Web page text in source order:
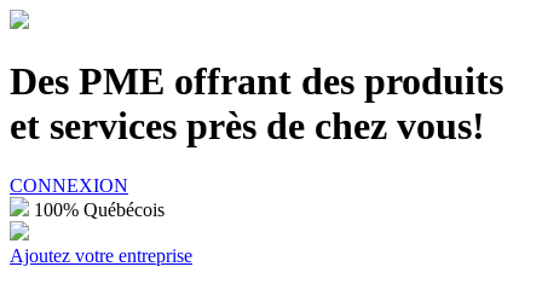
Des PME offrant des produits
et services près de chez vous!
CONNEXION
100% Québécois
Ajoutez votre entreprise